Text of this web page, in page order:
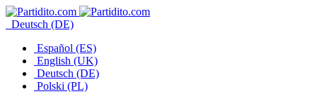
Deutsch (DE)
Español (ES)
English (UK)
Deutsch (DE)
Polski (PL)